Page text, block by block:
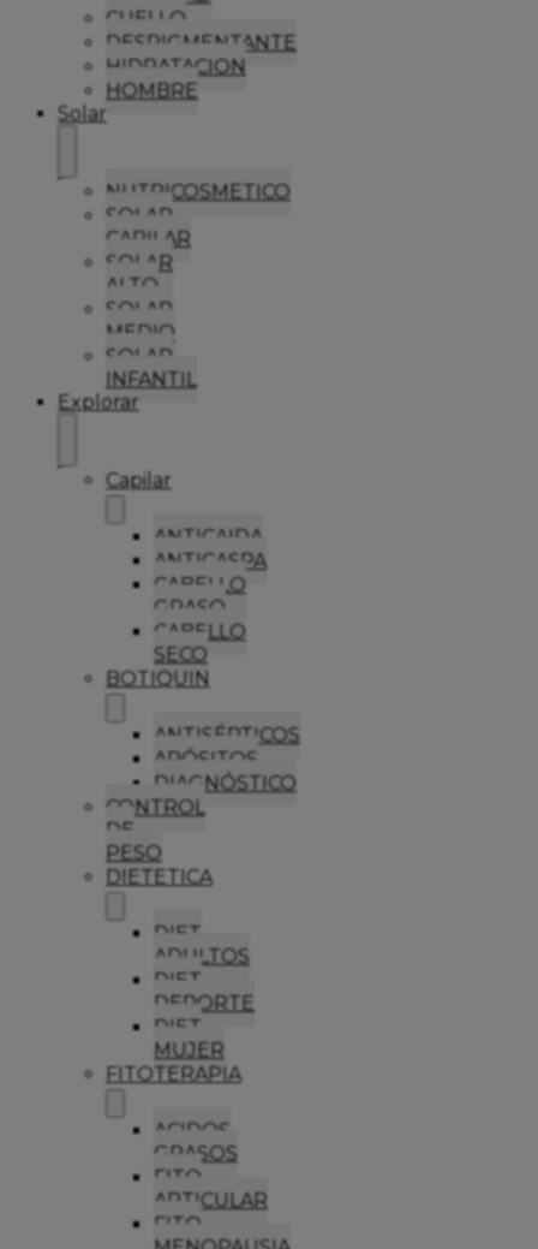
CUELLO
DESPIGMENTANTE
HIDRATACION
HOMBRE
Solar
NUTRICOSMETICO
SOLAR
CAPILAR
SOLAR
ALTO
SOLAR
MEDIO
SOLAR
INFANTIL
Explorar
Capilar
ANTICAIDA
ANTICASPA
CABELLO
GRASO
CABELLO
SECO
BOTIQUIN
ANTISÉPTICOS
APÓSITOS
DIAGNÓSTICO
CONTROL
DE
PESO
DIETETICA
DIET
ADULTOS
DIET
DEPORTE
DIET
MUJER
FITOTERAPIA
ACIDOS
GRASOS
FITO
ARTICULAR
FITO